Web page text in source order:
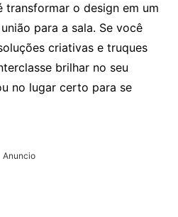
transformar o design em um
para a sala. Se você
criativas e truques
brilhar no seu
no lugar certo para se
Anuncio